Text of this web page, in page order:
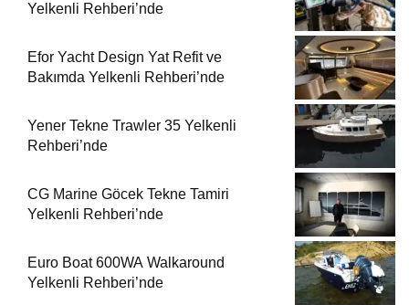
Yelkenli Rehberi’nde
Efor Yacht Design Yat Refit ve
Bakımda Yelkenli Rehberi’nde
Yener Tekne Trawler 35 Yelkenli
Rehberi’nde
CG Marine Göcek Tekne Tamiri
Yelkenli Rehberi’nde
Euro Boat 600WA Walkaround
Yelkenli Rehberi’nde